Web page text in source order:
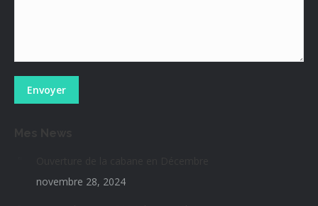
Envoyer
novembre 28, 2024